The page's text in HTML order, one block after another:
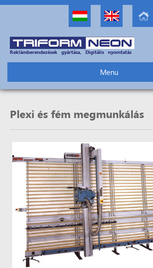
Reklámberendezések gyártása, Digitális nyomtatás
Menu
Plexi és fém megmunkálás